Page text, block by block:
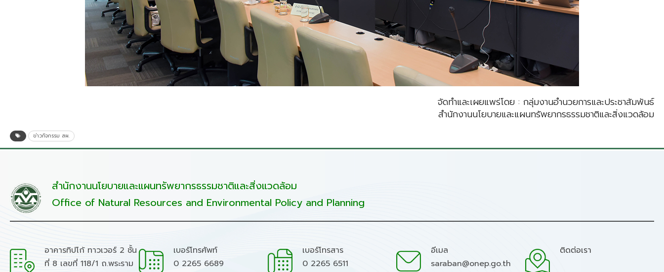
จัดทำและเผยแพร่โดย : กลุ่มงานอำนวยการและประชาสัมพันธ์
สำนักงานนโยบายและแผนทรัพยากรธรรมชาติและสิ่งแวดล้อม
ข่าวกิจกรรม สผ.
สำนักงานนโยบายและแผนทรัพยากรธรรมชาติและสิ่งแวดล้อม
Office of Natural Resources and Environmental Policy and Planning
อาคารทิปโก้ ทาวเวอร์ 2 ชั้น
ที่ 8 เลขที่ 118/1 ถ.พระราม
เบอร์โทรศัพท์
0 2265 6689
เบอร์โทรสาร
0 2265 6511
อีเมล
saraban@onep.go.th
ติดต่อเรา